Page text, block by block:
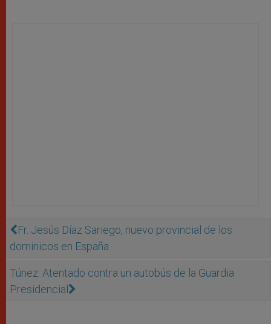
Fr. Jesús Díaz Sariego, nuevo provincial de los
dominicos en España
Túnez: Atentado contra un autobús de la Guardia
Presidencial